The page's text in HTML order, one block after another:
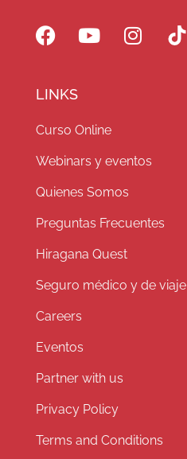
LINKS
Curso Online
Webinars y eventos
Quienes Somos
Preguntas Frecuentes
Hiragana Quest
Seguro médico y de viaje
Careers
Eventos
Partner with us
Privacy Policy
Terms and Conditions